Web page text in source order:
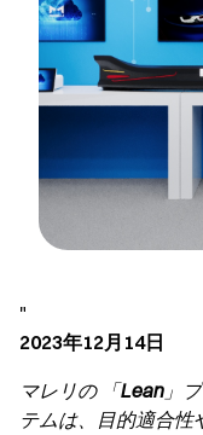
"
2023年12月14日
マレリの 「Lean」
テムは、目的適合性